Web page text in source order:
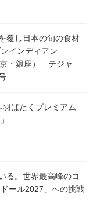
覆し日本の旬の食材
ンインディアン
・銀座） テジャ
ばたくプレミアム
る。世界最高峰のコ
ール2027」への挑戦